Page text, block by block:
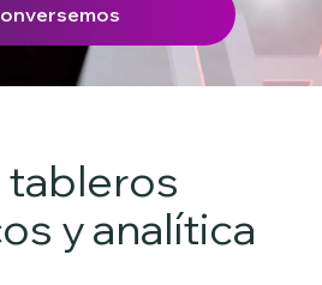
tableros
y analítica